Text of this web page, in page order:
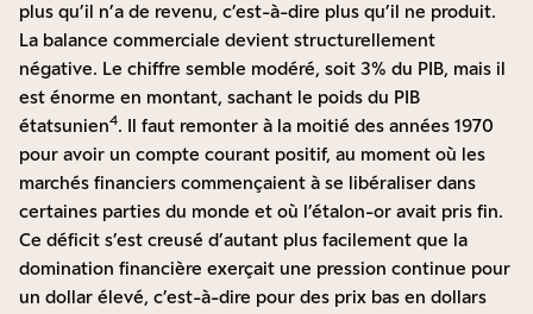
plus qu’il n’a de revenu, c’est-à-dire plus qu’il ne produit.
La balance commerciale devient structurellement
négative. Le chiffre semble modéré, soit 3% du PIB, mais il
est énorme en montant, sachant le poids du PIB
étatsunien4. Il faut remonter à la moitié des années 1970
pour avoir un compte courant positif, au moment où les
marchés financiers commençaient à se libéraliser dans
certaines parties du monde et où l’étalon-or avait pris fin.
Ce déficit s’est creusé d’autant plus facilement que la
domination financière exerçait une pression continue pour
un dollar élevé, c’est-à-dire pour des prix bas en dollars